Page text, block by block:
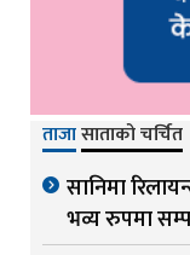
ताजासाताको चर्चित
सानिमा
भव्य रुपमा